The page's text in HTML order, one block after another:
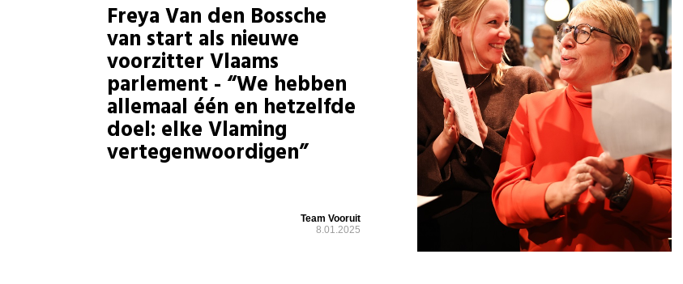
Freya Van den Bossche
van start als nieuwe
voorzitter Vlaams
parlement - “We hebben
allemaal één en hetzelfde
doel: elke Vlaming
vertegenwoordigen”
Team Vooruit
8.01.2025